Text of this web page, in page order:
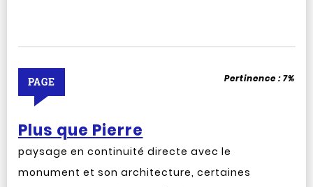
Plus que Pierre
PAGE Pertinence :7%
paysage en continuité directe avec le
monument et son architecture, certaines